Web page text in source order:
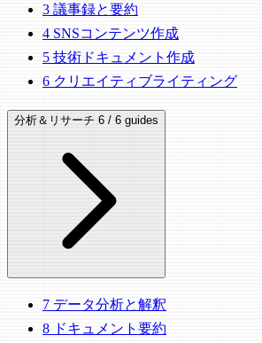
3 議事録と要約
4 SNSコンテンツ作成
5 技術ドキュメント作成
6 クリエイティブライティング
分析＆リサーチ 6 / 6 guides
7 データ分析と解釈
8 ドキュメント要約